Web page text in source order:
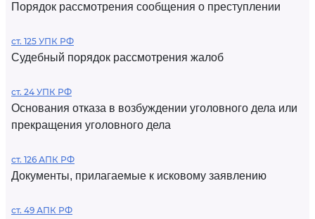
Порядок рассмотрения сообщения о преступлении
ст. 125 УПК РФ
Судебный порядок рассмотрения жалоб
ст. 24 УПК РФ
Основания отказа в возбуждении уголовного дела или
прекращения уголовного дела
ст. 126 АПК РФ
Документы, прилагаемые к исковому заявлению
ст. 49 АПК РФ